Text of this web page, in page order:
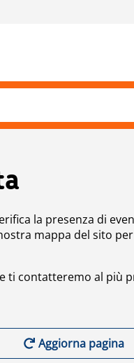
la presenza di
mappa del sito per
ti contatteremo al più
Aggiorna pagina